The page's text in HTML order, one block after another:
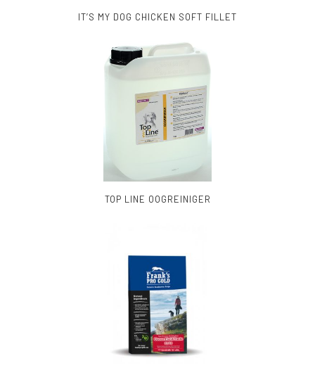
IT’S MY DOG CHICKEN SOFT FILLET
TOP LINE OOGREINIGER